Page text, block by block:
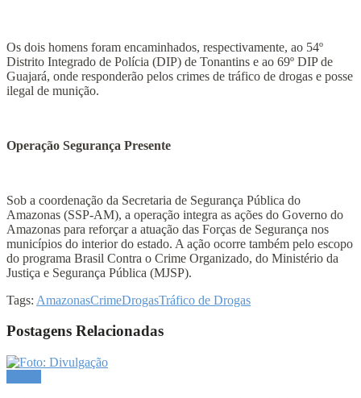
Os dois homens foram encaminhados, respectivamente, ao 54º
Distrito Integrado de Polícia (DIP) de Tonantins e ao 69º DIP de
Guajará, onde responderão pelos crimes de tráfico de drogas e posse
ilegal de munição.
Operação Segurança Presente
Sob a coordenação da Secretaria de Segurança Pública do
Amazonas (SSP-AM), a operação integra as ações do Governo do
Amazonas para reforçar a atuação das Forças de Segurança nos
municípios do interior do estado. A ação ocorre também pelo escopo
do programa Brasil Contra o Crime Organizado, do Ministério da
Justiça e Segurança Pública (MJSP).
Tags: AmazonasCrimeDrogasTráfico de Drogas
Postagens Relacionadas